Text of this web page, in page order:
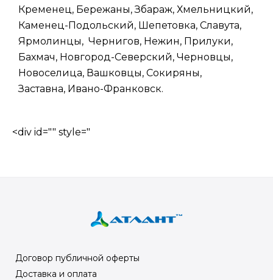
Кременец, Бережаны, Збараж, Хмельницкий,
Каменец-Подольский, Шепетовка, Славута,
Ярмолинцы, Чернигов, Нежин, Прилуки,
Бахмач, Новгород-Северский, Черновцы,
Новоселица, Вашковцы, Сокиряны,
Заставна, Ивано-Франковск.
<div id="" style="
Договор публичной оферты
Доставка и оплата